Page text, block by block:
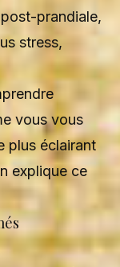
prandiale,
stress,
vous vous
plus éclairant
explique ce